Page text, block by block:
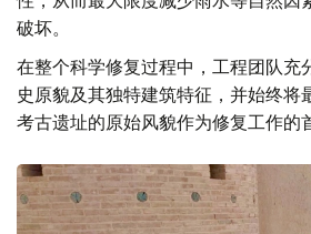
破坏。
在整个科学修复过程中，工程团队充
史原貌及其独特建筑特征，并始终将
考古遗址的原始风貌作为修复工作的